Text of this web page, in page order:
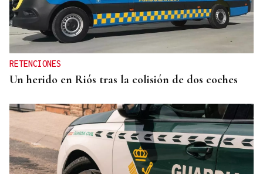
IMPULSO AL EMPLEO LOCAL
Muíños y Lobios activan empleo del sector
servicios
RETENCIONES
Un herido en Riós tras la colisión de dos coches